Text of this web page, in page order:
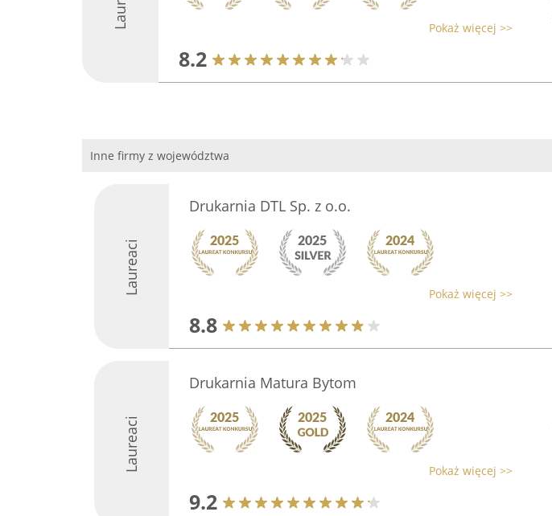
Pokaż więcej >>
8.2
Inne firmy z województwa
Laureaci
Drukarnia DTL Sp. z o.o.
Pokaż więcej >>
8.8
Laureaci
Drukarnia Matura Bytom
Pokaż więcej >>
9.2